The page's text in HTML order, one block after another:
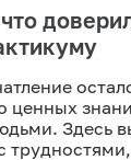
ценных
Здесь